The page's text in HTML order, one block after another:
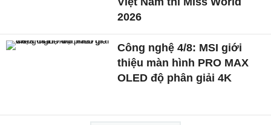
2026
Công nghệ 4/8: MSI giới
thiệu màn hình PRO MAX
OLED độ phân giải 4K